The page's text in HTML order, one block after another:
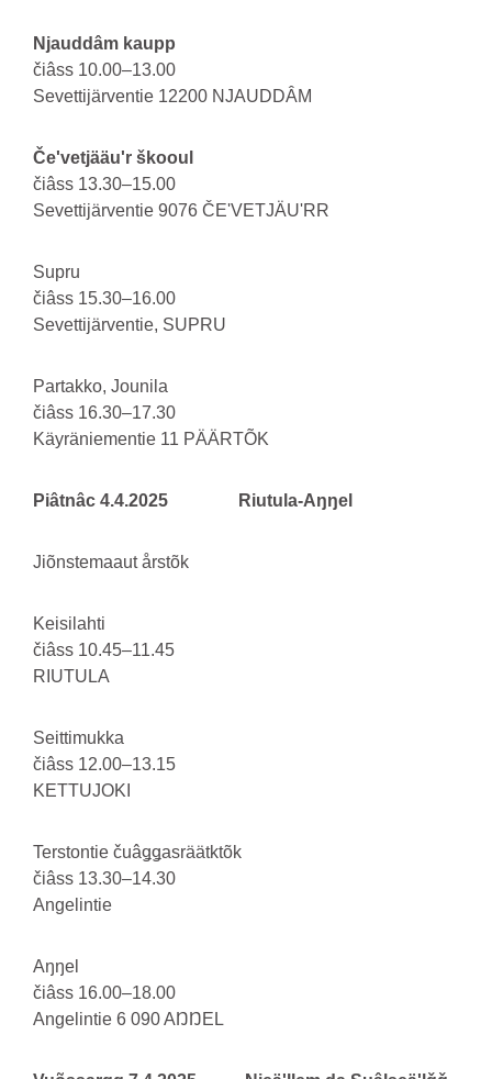
Njauddâm kaupp
čiâss 10.00–13.00
Sevettijärventie 12200 NJAUDDÂM
Čeʹvetjääuʹr škooul
čiâss 13.30–15.00
Sevettijärventie 9076 ČEʹVETJÄUʹRR
Supru
čiâss 15.30–16.00
Sevettijärventie, SUPRU
Partakko, Jounila
čiâss 16.30–17.30
Käyräniementie 11 PÄÄRTÕK
Piâtnâc 4.4.2025 Riutula-Aŋŋel
Jiõnstemaaut årstõk
Keisilahti
čiâss 10.45–11.45
RIUTULA
Seittimukka
čiâss 12.00–13.15
KETTUJOKI
Terstontie čuâǥǥasräätktõk
čiâss 13.30–14.30
Angelintie
Aŋŋel
čiâss 16.00–18.00
Angelintie 6 090 AŊŊEL